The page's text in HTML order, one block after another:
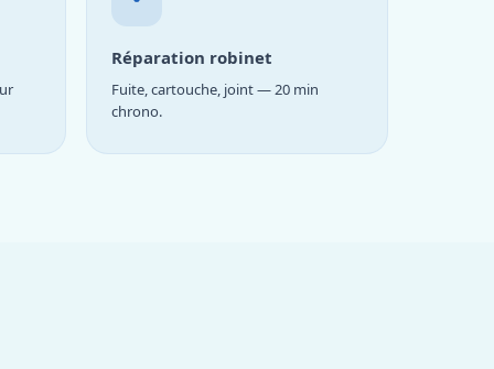
Réparation robinet
Fuite, cartouche, joint — 20 min
chrono.